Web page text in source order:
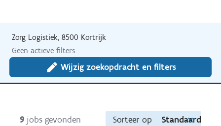
Zorg Logistiek, 8500 Kortrijk
Geen actieve filters
Wijzig zoekopdracht en filters
9 jobs gevonden Sorteer op Standaard